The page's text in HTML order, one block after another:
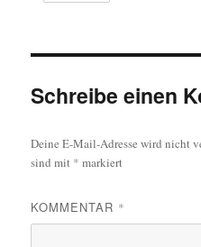
Schreibe einen
Deine E-Mail-Adresse wird nicht
sind mit * markiert
KOMMENTAR *